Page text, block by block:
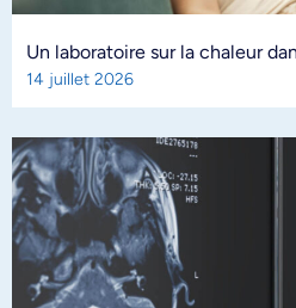
Un laboratoire sur la chaleur
14 juillet 2026